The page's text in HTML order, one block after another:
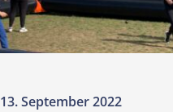
13. September 2022